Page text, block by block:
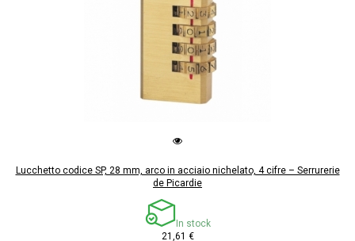
Lucchetto codice SP, 28 mm, arco in acciaio nichelato, 4 cifre – Serrurerie
de Picardie
In stock
21,61 €